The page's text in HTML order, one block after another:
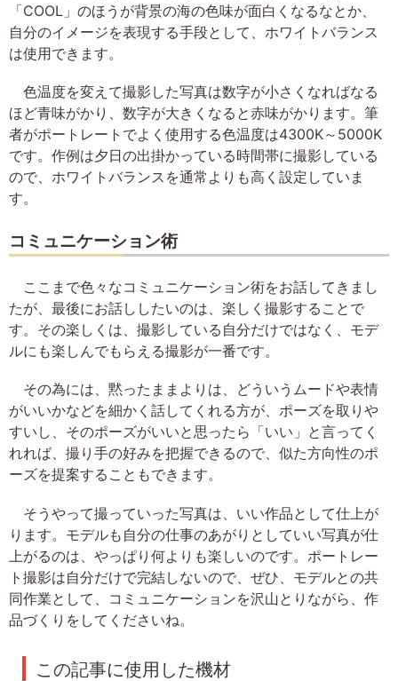
「COOL」のほうが背景の海の色味が面白くなるなとか、
自分のイメージを表現する手段として、ホワイトバランス
は使用できます。
色温度を変えて撮影した写真は数字が小さくなればなる
ほど青味がかり、数字が大きくなると赤味がかります。筆
者がポートレートでよく使用する色温度は4300K～5000K
です。作例は夕日の出掛かっている時間帯に撮影している
ので、ホワイトバランスを通常よりも高く設定していま
す。
コミュニケーション術
ここまで色々なコミュニケーション術をお話してきまし
たが、最後にお話ししたいのは、楽しく撮影することで
す。その楽しくは、撮影している自分だけではなく、モデ
ルにも楽しんでもらえる撮影が一番です。
その為には、黙ったままよりは、どういうムードや表情
がいいかなどを細かく話してくれる方が、ポーズを取りや
すいし、そのポーズがいいと思ったら「いい」と言ってく
れれば、撮り手の好みを把握できるので、似た方向性のポ
ーズを提案することもできます。
そうやって撮っていった写真は、いい作品として仕上が
ります。モデルも自分の仕事のあがりとしていい写真が仕
上がるのは、やっぱり何よりも楽しいのです。ポートレー
ト撮影は自分だけで完結しないので、ぜひ、モデルとの共
同作業として、コミュニケーションを沢山とりながら、作
品づくりをしてくださいね。
この記事に使用した機材